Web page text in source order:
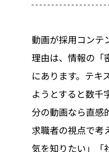
動画が採用コンテ
理由は、情報の「
にあります。テキ
ようとすると数千
分の動画なら直感
求職者の視点で考
気を知りたい」「